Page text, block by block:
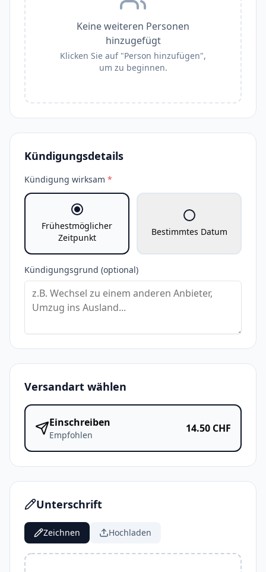
Keine weiteren Personen
hinzugefügt
Klicken Sie auf "Person hinzufügen",
um zu beginnen.
Kündigungsdetails
Kündigung wirksam *
Frühestmöglicher
Zeitpunkt
Bestimmtes Datum
Kündigungsgrund (optional)
Versandart wählen
Einschreiben
Empfohlen
14.50 CHF
Unterschrift
Zeichnen Hochladen